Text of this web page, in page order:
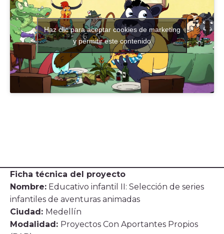
Haz clic para aceptar cookies de marketing
y permitir este contenido
Ficha técnica del proyecto
Nombre: Educativo infantil II: Selección de series
infantiles de aventuras animadas
Ciudad: Medellín
Modalidad: Proyectos Con Aportantes Propios